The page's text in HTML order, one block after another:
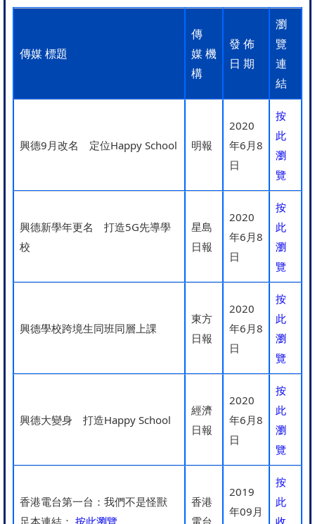
傳媒 標題
傳
媒 機
構
發 佈
日 期
瀏
覽
連
結
興德9月改名 定位Happy School 明報
2020
年6月8
日
按
此
瀏
覽
興德新學年更名 打造5G先導學
校
星島
日報
2020
年6月8
日
按
此
瀏
覽
興德學校跨境生同班同層上課
東方
日報
2020
年6月8
日
按
此
瀏
覽
興德大變身 打造Happy School
經濟
日報
2020
年6月8
日
按
此
瀏
覽
香港電台第一台：我們不是怪獸
足本連結： 按此瀏覽
香港
電台
2019
年09月
按
此
收